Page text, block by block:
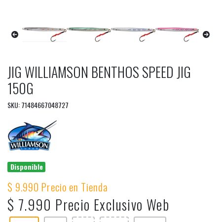
JIG WILLIAMSON BENTHOS SPEED JIG
150G
SKU: 71484667048727
Disponible
$ 9.990 Precio en Tienda
$ 7.990 Precio Exclusivo Web